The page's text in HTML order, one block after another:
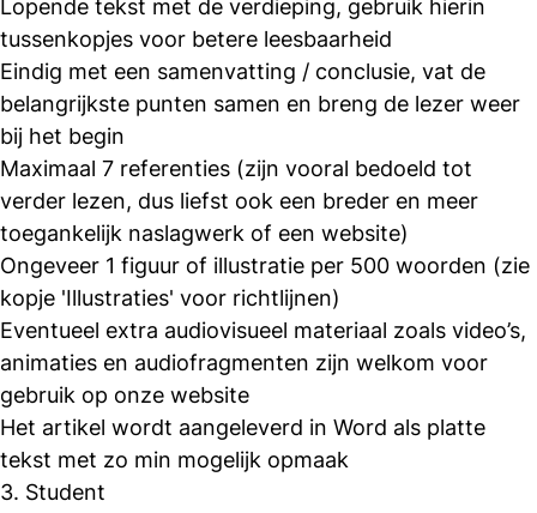
Lopende tekst met de verdieping, gebruik hierin
tussenkopjes voor betere leesbaarheid
Eindig met een samenvatting / conclusie, vat de
belangrijkste punten samen en breng de lezer weer
bij het begin
Maximaal 7 referenties (zijn vooral bedoeld tot
verder lezen, dus liefst ook een breder en meer
toegankelijk naslagwerk of een website)
Ongeveer 1 figuur of illustratie per 500 woorden (zie
kopje 'Illustraties' voor richtlijnen)
Eventueel extra audiovisueel materiaal zoals video’s,
animaties en audiofragmenten zijn welkom voor
gebruik op onze website
Het artikel wordt aangeleverd in Word als platte
tekst met zo min mogelijk opmaak
3. Student